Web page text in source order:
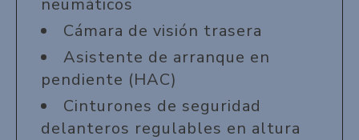
neumáticos
Cámara de visión trasera
Asistente de arranque en
pendiente (HAC)
Cinturones de seguridad
delanteros regulables en altura